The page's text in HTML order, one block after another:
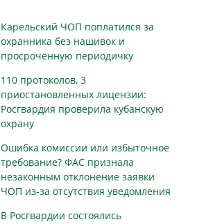
Карельский ЧОП поплатился за
охранника без нашивок и
просроченную периодичку
110 протоколов, 3
приостановленных лицензии:
Росгвардия проверила кубанскую
охрану
Ошибка комиссии или избыточное
требование? ФАС признала
незаконным отклонение заявки
ЧОП из-за отсутствия уведомления
В Росгвардии состоялись